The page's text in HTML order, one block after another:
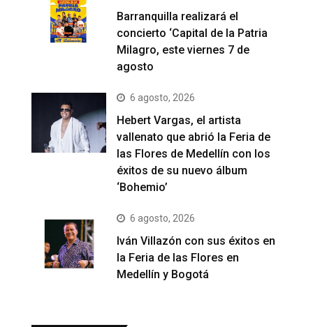
Barranquilla realizará el
concierto ‘Capital de la Patria
Milagro, este viernes 7 de
agosto
6 agosto, 2026
Hebert Vargas, el artista
vallenato que abrió la Feria de
las Flores de Medellín con los
éxitos de su nuevo álbum
‘Bohemio’
6 agosto, 2026
Iván Villazón con sus éxitos en
la Feria de las Flores en
Medellín y Bogotá